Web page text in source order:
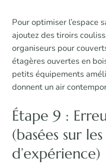
Pour optimiser l’espace
ajoutez des tiroirs
organiseurs pour
étagères ouvertes en
petits équipements
donnent un air
Étape 9 :
(basées sur
d’expérience)